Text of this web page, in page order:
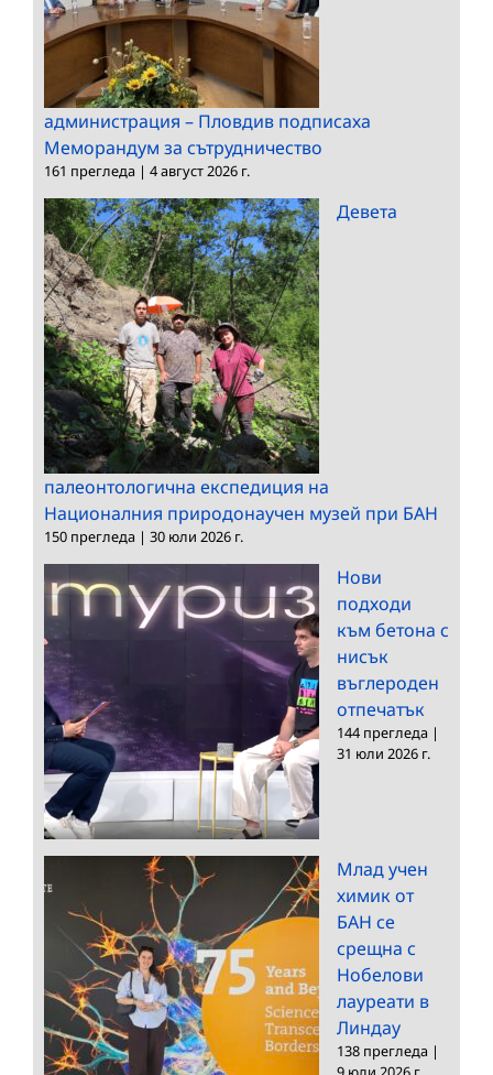
администрация – Пловдив подписаха
Меморандум за сътрудничество
161 прегледа | 4 август 2026 г.
Девета
палеонтологична експедиция на
Националния природонаучен музей при БАН
150 прегледа | 30 юли 2026 г.
Нови
подходи
към бетона с
нисък
въглероден
отпечатък
144 прегледа |
31 юли 2026 г.
Млад учен
химик от
БАН се
срещна с
Нобелови
лауреати в
Линдау
138 прегледа |